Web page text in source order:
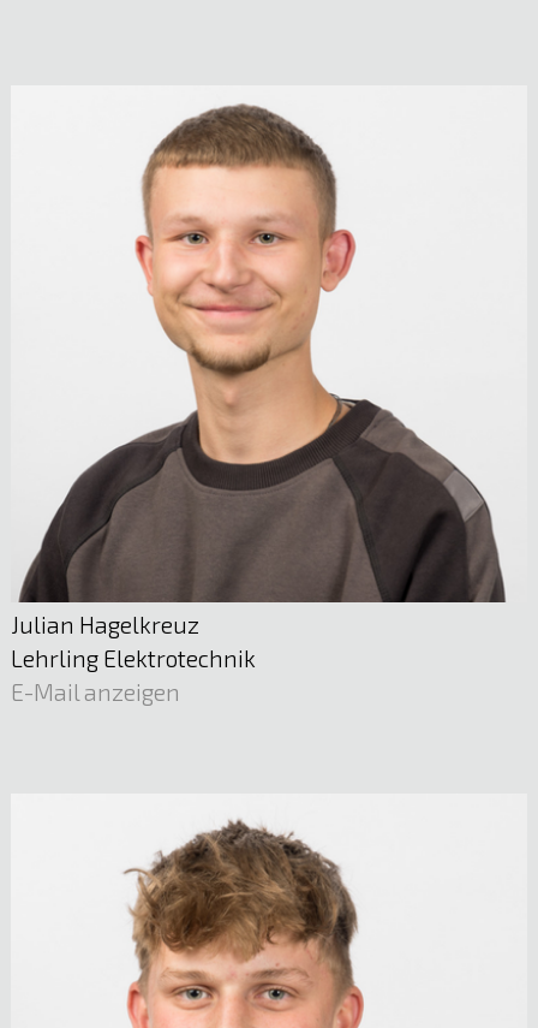
Thomas Ebenhoch
Stv. Leitung Elektro-Anlagenbau
05522 51722
E-Mail anzeigen
Julian Hagelkreuz
Lehrling Elektrotechnik
E-Mail anzeigen